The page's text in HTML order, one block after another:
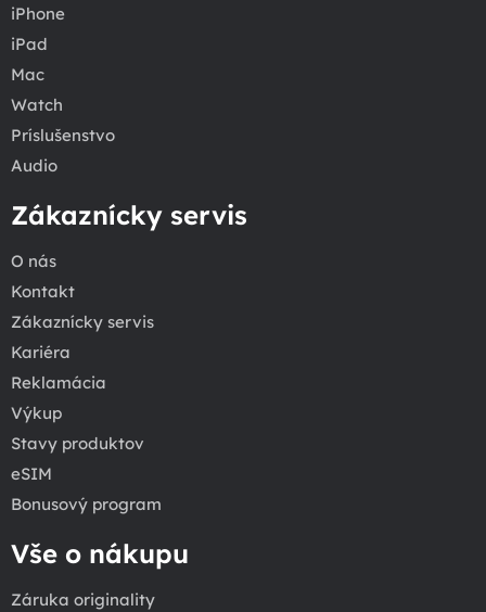
iPhone
iPad
Mac
Watch
Príslušenstvo
Audio
Zákaznícky servis
O nás
Kontakt
Zákaznícky servis
Kariéra
Reklamácia
Výkup
Stavy produktov
eSIM
Bonusový program
Vše o nákupu
Záruka originality